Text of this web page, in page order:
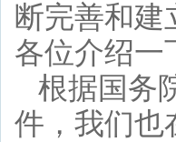
断完善和
各位介绍一
根据国务
件，我们也